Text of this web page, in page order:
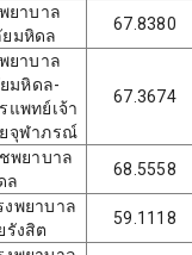
ยาบาล
มหิดล
67.8380
ยาบาล
มหิดล-
แพทย์เจ้า
จุฬาภรณ์
67.3674
พยาบาล
ล
68.5558
พยาบาล
รังสิต
59.1118